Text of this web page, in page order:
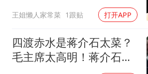
胜宏科技：股
夯实基础开新局
王姐懒人家常菜 1跟贴 打开APP
四渡赤水是蒋介石太菜？
毛主席太高明！蒋介石日